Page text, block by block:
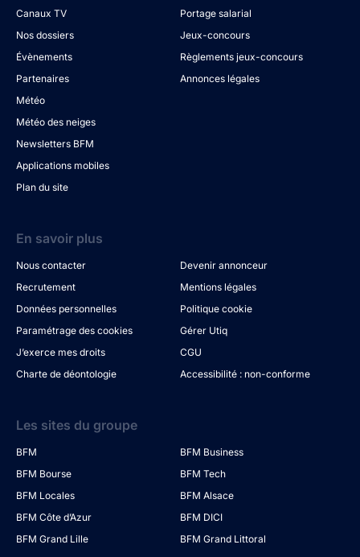
Canaux TV
Nos dossiers
Évènements
Partenaires
Météo
Météo des neiges
Newsletters BFM
Applications mobiles
Plan du site
Portage salarial
Jeux-concours
Règlements jeux-concours
Annonces légales
En savoir plus
Nous contacter
Devenir annonceur
Recrutement
Mentions légales
Données personnelles
Politique cookie
Paramétrage des cookies
Gérer Utiq
J’exerce mes droits
CGU
Charte de déontologie
Accessibilité : non-conforme
Les sites du groupe
BFM
BFM Business
BFM Bourse
BFM Tech
BFM Locales
BFM Alsace
BFM Côte d’Azur
BFM DICI
BFM Grand Lille
BFM Grand Littoral